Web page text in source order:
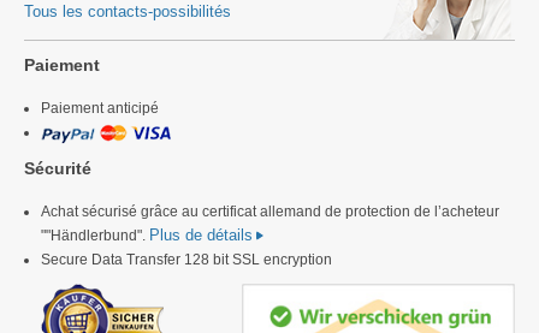
Tous les contacts-possibilités
Paiement
Paiement anticipé
Sécurité
Achat sécurisé grâce au certificat allemand de protection de l’acheteur
""Händlerbund". Plus de détails
Secure Data Transfer 128 bit SSL encryption